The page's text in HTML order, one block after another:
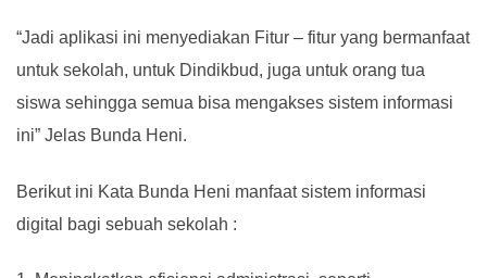
“Jadi aplikasi ini menyediakan Fitur – fitur yang bermanfaat
untuk sekolah, untuk Dindikbud, juga untuk orang tua
siswa sehingga semua bisa mengakses sistem informasi
ini” Jelas Bunda Heni.
Berikut ini Kata Bunda Heni manfaat sistem informasi
digital bagi sebuah sekolah :